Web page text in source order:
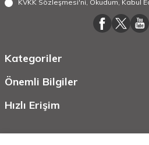
KVKK Sözleşmesi'ni, Okudum, Kabul
Kategoriler
Önemli Bilgiler
Hızlı Erişim